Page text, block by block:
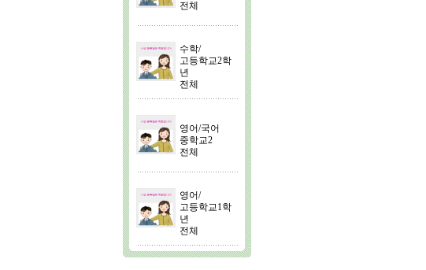
전체
수학/
고등학교2학
년
전체
영어/국어
중학교2
전체
영어/
고등학교1학
년
전체